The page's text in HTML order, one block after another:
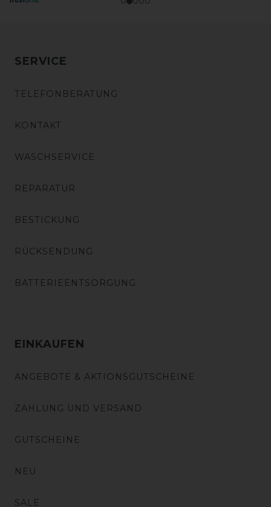
SERVICE
TELEFONBERATUNG
KONTAKT
WASCHSERVICE
REPARATUR
BESTICKUNG
RÜCKSENDUNG
BATTERIEENTSORGUNG
EINKAUFEN
ANGEBOTE & AKTIONSGUTSCHEINE
ZAHLUNG UND VERSAND
GUTSCHEINE
NEU
SALE